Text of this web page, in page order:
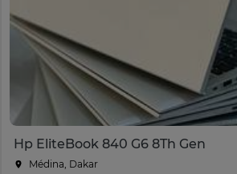
Hp EliteBook 840 G6 8Th Gen
Médina, Dakar